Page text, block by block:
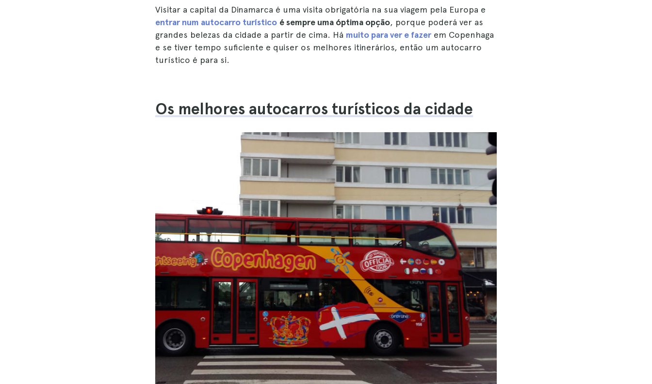
Visitar a capital da Dinamarca é uma visita obrigatória na sua viagem pela Europa e
entrar num autocarro turístico é sempre uma óptima opção, porque poderá ver as
grandes belezas da cidade a partir de cima. Há muito para ver e fazer em Copenhaga
e se tiver tempo suficiente e quiser os melhores itinerários, então um autocarro
turístico é para si.
Os melhores autocarros turísticos da cidade